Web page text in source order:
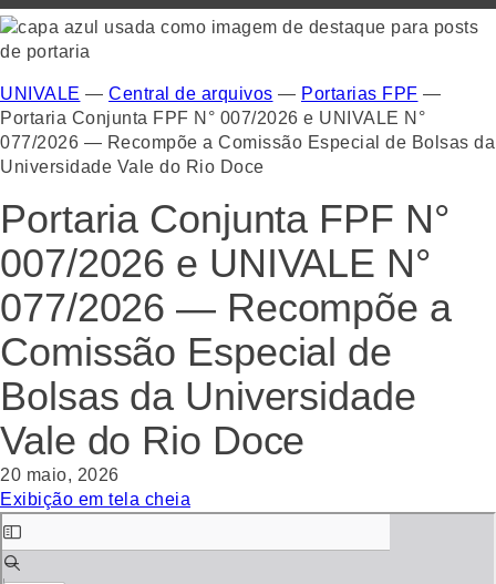
UNIVALE — Central de arquivos — Portarias FPF —
Portaria Conjunta FPF N° 007/2026 e UNIVALE N°
077/2026 — Recompõe a Comissão Especial de Bolsas da
Universidade Vale do Rio Doce
Portaria Conjunta FPF N°
007/2026 e UNIVALE N°
077/2026 — Recompõe a
Comissão Especial de
Bolsas da Universidade
Vale do Rio Doce
20 maio, 2026
Exibição em tela cheia
Skip
to
PDF